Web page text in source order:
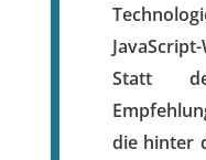
Statt
die hinter